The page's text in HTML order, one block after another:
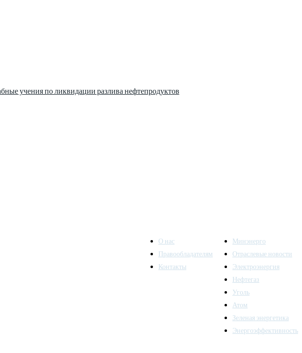
учения по ликвидации разлива нефтепродуктов
О нас
Правообладателям
Контакты
Минэнерго
Отраслевые новости
Электроэнергия
Нефтегаз
Уголь
Атом
Зеленая энергетика
Энергоэффективность